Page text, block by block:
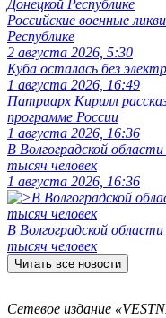
Российские военные
Республике
2 августа 2026, 5:30
Куба осталась без
1 августа 2026, 16:49
Патриарх Кирилл
программе России
1 августа 2026, 16:36
В Волгоградской
тысяч человек
1 августа 2026, 16:36
В Волгоградской
тысяч человек
Читать все новости
Сетевое издание